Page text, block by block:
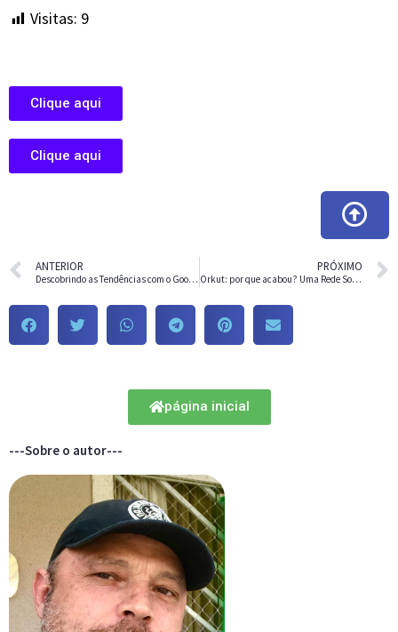
Visitas: 9
Clique aqui
Clique aqui
ANTERIOR
Descobrindo as Tendências com o Google Trends: Uma Jornada pela Análise de Dados em Tempo Real
PRÓXIMO
Orkut: por que acabou? Uma Rede Social Nostálgica e Inovadora
página inicial
---Sobre o autor---